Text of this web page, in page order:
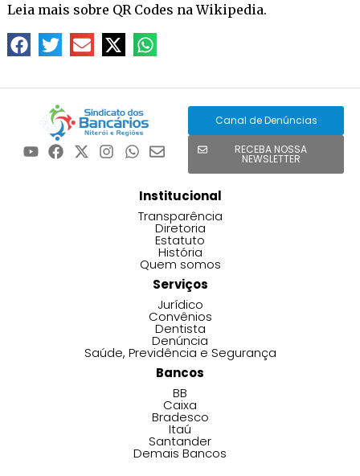
Leia mais sobre QR Codes naWikipedia.
Canal de Denúncias
RECEBA NOSSA
NEWSLETTER
Institucional
Transparência
Diretoria
Estatuto
História
Quem somos
Serviços
Jurídico
Convênios
Dentista
Denúncia
Saúde, Previdência e Segurança
Bancos
BB
Caixa
Bradesco
Itaú
Santander
Demais Bancos